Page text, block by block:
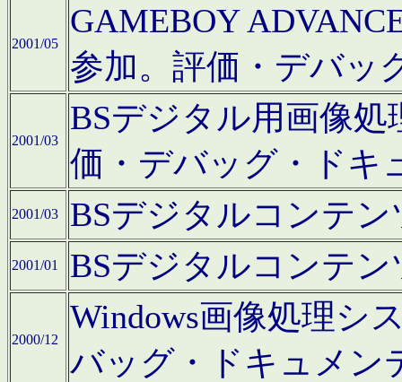
2001/05
GAMEBOY
参加。評価・デバッ
2001/03
BSデジタル用画像
価・デバッグ・ドキ
2001/03 BSデジタルコンテ
2001/01 BSデジタルコンテ
2000/12
Windows画像処理シ
バッグ・ドキュメン